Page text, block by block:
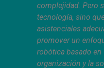
complejidad. Pero
tecnología, sino
asistenciales
promover un
robótica basado en
organización y la